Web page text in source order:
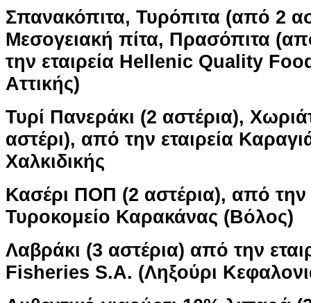
Σπανακόπιτα, Τυρόπιτα (από 2
Μεσογειακή πίτα, Πρασόπιτα
την εταιρεία Hellenic Quality
Αττικής)
Τυρί Πανεράκι (2 αστέρια),
αστέρι), από την εταιρεία
Χαλκιδικής
Κασέρι ΠΟΠ (2 αστέρια), από την
Τυροκομείο Καρακάνας (Βόλος)
Λαβράκι (3 αστέρια) από την
Fisheries S.A. (Ληξούρι